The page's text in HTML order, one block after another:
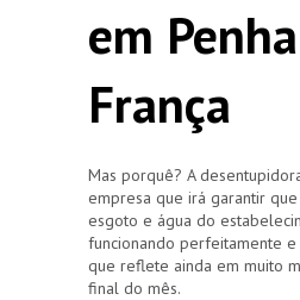
em Penha
França
Mas porquê? A
empresa que irá garantir
esgoto e água do
funcionando perfeitamente
que reflete ainda em muito
final do mês.